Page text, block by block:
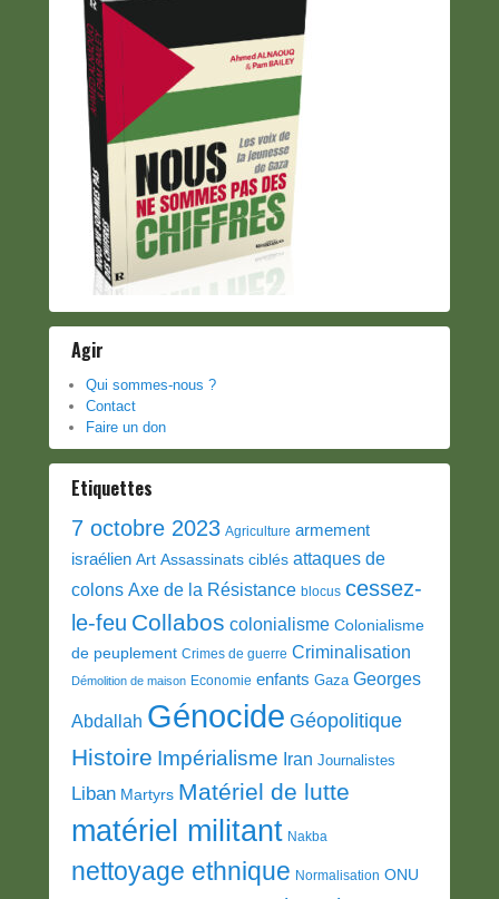
Agir
Qui sommes-nous ?
Contact
Faire un don
Etiquettes
7 octobre 2023 Agriculture armement
israélien Art Assassinats ciblés attaques de
colons Axe de la Résistance blocus cessez-
le-feu Collabos colonialisme Colonialisme
de peuplement Crimes de guerre Criminalisation
Démolition de maison Economie enfants Gaza Georges
Abdallah Génocide Géopolitique
Histoire Impérialisme Iran Journalistes
Liban Martyrs Matériel de lutte
matériel militant Nakba
nettoyage ethnique Normalisation ONU